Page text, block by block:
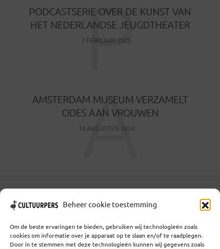
Beheer cookie toestemming
Om de beste ervaringen te bieden, gebruiken wij technologieën zoals
cookies om informatie over je apparaat op te slaan en/of te raadplegen.
Door in te stemmen met deze technologieën kunnen wij gegevens zoals
PODCASTSERIE OVER DE KUNST VAN
HET NEDERLANDSE JEUGDTHEATER
7 FEBRUARI 2025
P
AMSTERDAM MUSEUM VERZAMELT
ODES AAN VROUWEN
14 AUGUSTUS 2024
A
Coöperatief Cultureel Persbureau U.A. | Salzburg 29 |
NL851769731B01 | Bank: NL92 TRIO 0254 7521 01